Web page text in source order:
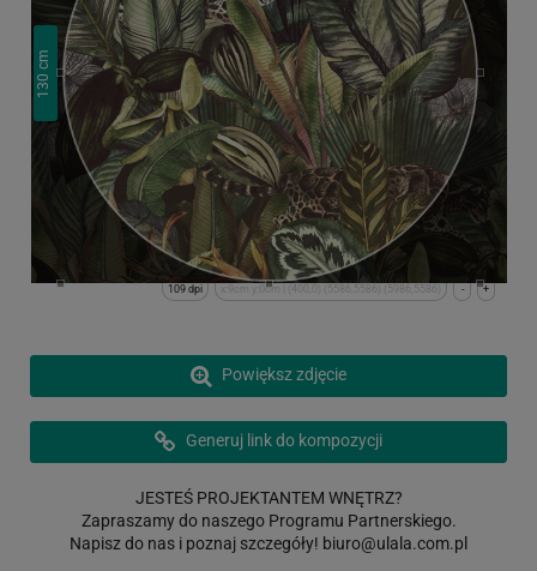
130
cm
+
-
x:9cm y:0cm | (400,0) (5586,5586) (5986,5586)
109 dpi
Powiększ zdjęcie
Generuj link do kompozycji
JESTEŚ PROJEKTANTEM WNĘTRZ?
Zapraszamy do naszego Programu Partnerskiego.
Napisz do nas i poznaj szczegóły! biuro@ulala.com.pl